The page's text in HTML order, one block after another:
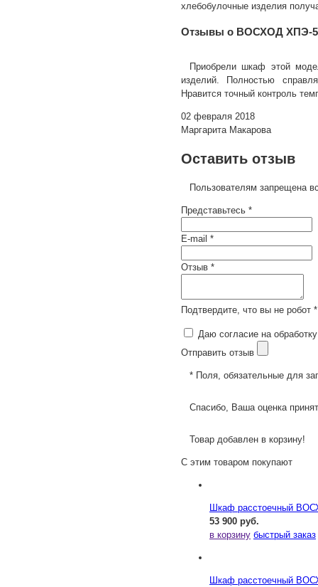
хлебобулочные изделия
Отзывы о ВОСХОД ХПЭ-
Приобрели шкаф этой
изделий. Полностью
Нравится точный контроль
02 февраля 2018
Маргарита Макарова
Оставить отзыв
Пользователям запрещена
Представьтесь *
E-mail *
Отзыв *
Подтвердите, что вы не робот *
Даю согласие на
Отправить отзыв
* Поля, обязательные для
Спасибо, Ваша оценка
Товар добавлен в корзину!
С этим товаром покупают
Шкаф расстоечный
53 900 руб.
в корзину быстрый заказ
Шкаф расстоечный